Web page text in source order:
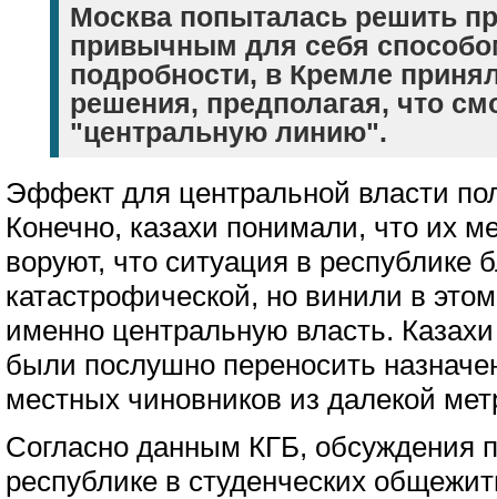
Москва попыталась решить
привычным для себя
подробности, в Кремле
решения, предполагая, что
"центральную линию".
Эффект для центральной власти
Конечно, казахи понимали, что их
воруют, что ситуация в республике
катастрофической, но винили в
именно центральную власть.
были послушно переносить
местных чиновников из далекой
Согласно данным КГБ, обсуждения
республике в студенческих